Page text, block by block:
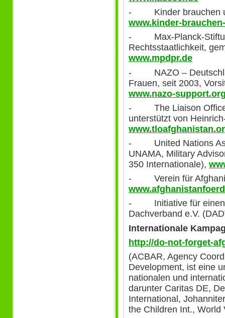
- Kinder brauchen
www.kinder-
- Max-Planck-
Rechtsstaatlichkeit,
www.mpdpr.de
- NAZO –
Frauen, seit 2003,
www.nazo-
- The Liaison Office,
unterstützt von
- United Nations
UNAMA, Military
350 Internationale),
- Verein für
- Initiative für einen
Dachverband e.V.
Internationale
http://do-not-forget-
(ACBAR, Agency
Development, ist eine
nationalen und
darunter Caritas DE,
International,
the Children Int., World